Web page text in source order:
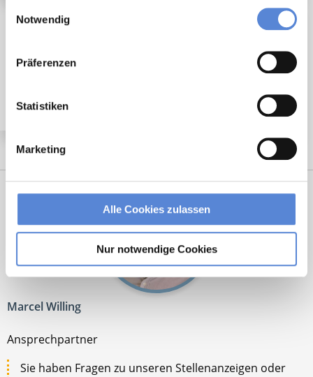
Notwendig
Präferenzen
Statistiken
Marketing
Alle Cookies zulassen
Nur notwendige Cookies
Angestellter Facharzt mit Option auf Übernahme
Marcel Willing
Ansprechpartner
Sie haben Fragen zu unseren Stellenanzeigen oder